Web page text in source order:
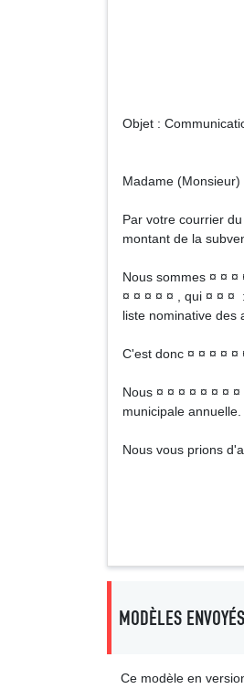
Objet :
Madame (Monsieur)
Par votre courrier
montant de la
Nous sommes ¤ ¤
¤ ¤ ¤ ¤ ¤ , qui ¤ ¤ ¤
liste nominative des
C'est donc ¤ ¤ ¤ ¤
Nous ¤ ¤ ¤ ¤ ¤ ¤ ¤
municipale annuelle.
Nous vous prions
MODÈLES
Ce modèle en